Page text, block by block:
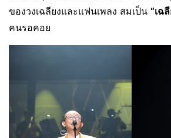
ของวงเฉลียงและแฟนเพลง สมเป็น “เฉ
คนรอคอย